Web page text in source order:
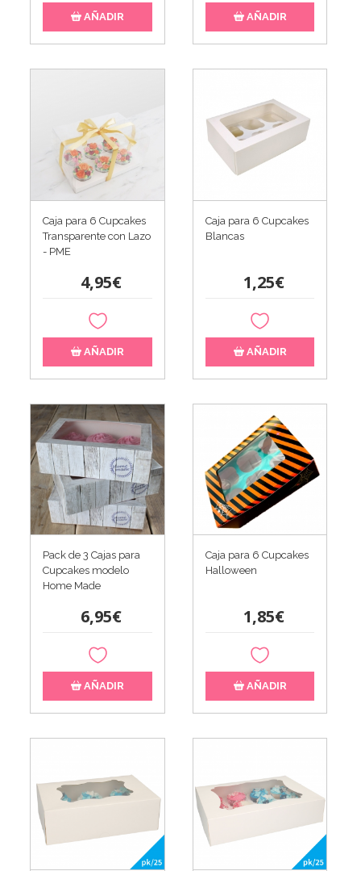
AÑADIR AÑADIR
Caja para 6 Cupcakes
Transparente con Lazo
- PME
4,95€
AÑADIR
Caja para 6 Cupcakes
Blancas
1,25€
AÑADIR
Pack de 3 Cajas para
Cupcakes modelo
Home Made
6,95€
AÑADIR
Caja para 6 Cupcakes
Halloween
1,85€
AÑADIR